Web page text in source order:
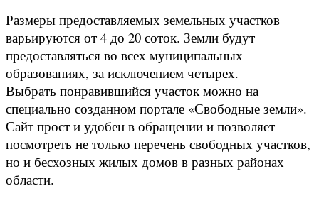
Размеры предоставляемых земельных участков
варьируются от 4 до 20 соток. Земли будут
предоставляться во всех муниципальных
образованиях, за исключением четырех.
Выбрать понравившийся участок можно на
специально созданном портале «Свободные земли».
Сайт прост и удобен в обращении и позволяет
посмотреть не только перечень свободных участков,
но и бесхозных жилых домов в разных районах
области.